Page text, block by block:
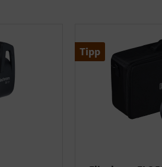
Tipp